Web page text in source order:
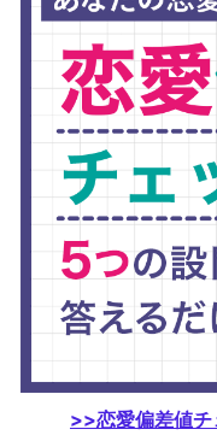
>>恋愛偏差値